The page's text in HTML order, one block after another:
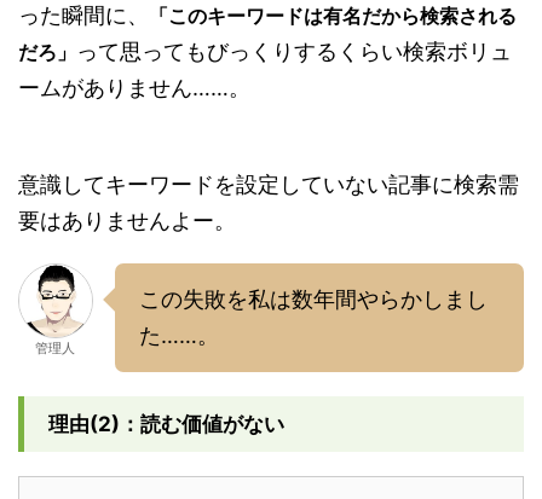
った瞬間に、
「このキーワードは有名だから検索される
だろ」 って思ってもびっくりするくらい検索ボリュ
ームがありません……。
意識してキーワードを設定していない記事に検索需
要はありませんよー。
管理人
この失敗を私は数年間やらかしまし
た……。
理由(2)：読む価値がない